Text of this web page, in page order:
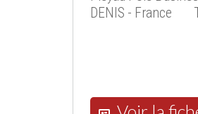
DENIS - France